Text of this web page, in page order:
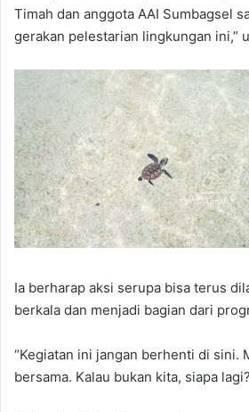
Timah dan anggota AAI Sumbagsel
gerakan pelestarian lingkungan ini,”
Ia berharap aksi serupa bisa terus
berkala dan menjadi bagian dari
“Kegiatan ini jangan berhenti di sini.
bersama. Kalau bukan kita, siapa